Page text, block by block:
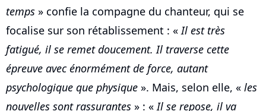
temps » confie la compagne du chanteur, qui se
focalise sur son rétablissement : «Il est très
fatigué, il se remet doucement. Il traverse cette
épreuve avec énormément de force, autant
psychologique que physique ». Mais, selon elle, « les
nouvelles sont rassurantes » : «Il se repose, il va